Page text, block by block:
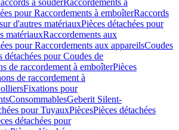
à souderRaccordements à
pour Raccordements à emboîterRaccords
d'autres matériauxPièces détachées pour
matériauxRaccordements aux
pour Raccordements aux appareilsCoudes
détachées pour Coudes de
de raccordement à emboîterPièces
de raccordement à
Fixations pour
ConsommablesGeberit Silent-
pour TuyauxPiècesPièces détachées
détachées pour